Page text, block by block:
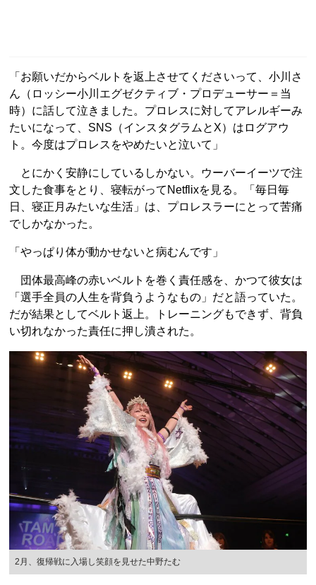
「お願いだからベルトを返上させてくださいって、小川さ
ん（ロッシー小川エグゼクティブ・プロデューサー＝当
時）に話して泣きました。プロレスに対してアレルギーみ
たいになって、SNS（インスタグラムとX）はログアウ
ト。今度はプロレスをやめたいと泣いて」
とにかく安静にしているしかない。ウーバーイーツで注
文した食事をとり、寝転がってNetflixを見る。「毎日毎
日、寝正月みたいな生活」は、プロレスラーにとって苦痛
でしかなかった。
「やっぱり体が動かせないと病むんです」
団体最高峰の赤いベルトを巻く責任感を、かつて彼女は
「選手全員の人生を背負うようなもの」だと語っていた。
だが結果としてベルト返上。トレーニングもできず、背負
い切れなかった責任に押し潰された。
2月、復帰戦に入場し笑顔を見せた中野たむ